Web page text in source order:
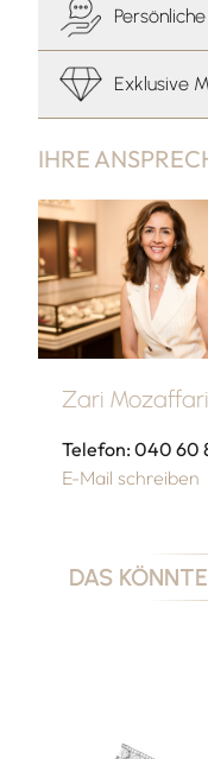
IHRE
Zari
Telefon: 040 60
E-Mail schreiben
Exklusive
DAS